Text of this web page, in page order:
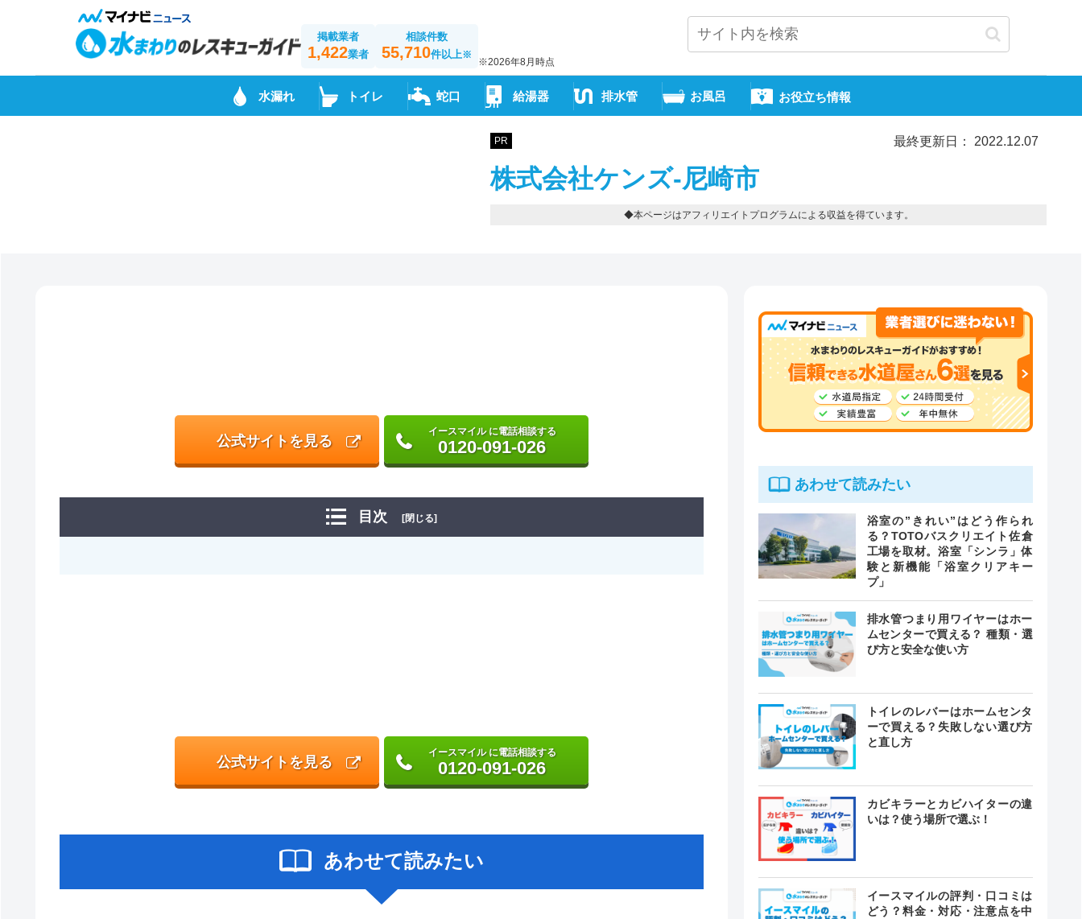
掲載業者
1,422業者
相談件数
55,710件以上※
※2026年8月時点
水漏れ トイレ 蛇口 給湯器 排水管 お風呂 お役立ち情報
PR 最終更新日： 2022.12.07
株式会社ケンズ-尼崎市
◆本ページはアフィリエイトプログラムによる収益を得ています。
公式サイトを見る
イースマイル に電話相談する
0120-091-026
目次 [閉じる]
公式サイトを見る
イースマイル に電話相談する
0120-091-026
あわせて読みたい
あわせて読みたい
浴室の”きれい”はどう作られ
る？TOTOバスクリエイト佐倉
工場を取材。浴室「シンラ」体
験と新機能「浴室クリアキー
プ」
排水管つまり用ワイヤーはホー
ムセンターで買える？ 種類・選
び方と安全な使い方
トイレのレバーはホームセンタ
ーで買える？失敗しない選び方
と直し方
カビキラーとカビハイターの違
いは？使う場所で選ぶ！
イースマイルの評判・口コミは
どう？料金・対応・注意点を中